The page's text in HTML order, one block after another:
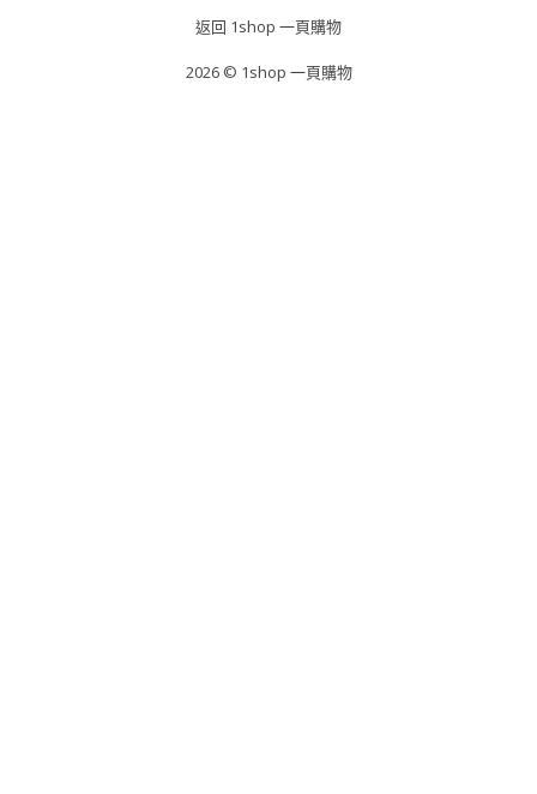
返回 1shop 一頁購物
2026 © 1shop 一頁購物